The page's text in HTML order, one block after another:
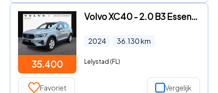
35.400
Volvo XC40 - 2.0 B3 Essential / Cruise control / Parkeersensoren / Apple
2024 36.130km
Lelystad (FL)
Favoriet Vergelijk